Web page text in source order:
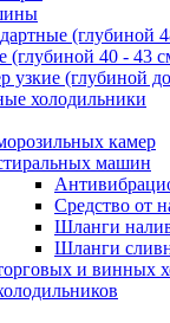
(глубиной
(глубиной 40 - 43
узкие (глубиной
холодильники
камер
машин
Средство от
Шланги
Шланги
и винных